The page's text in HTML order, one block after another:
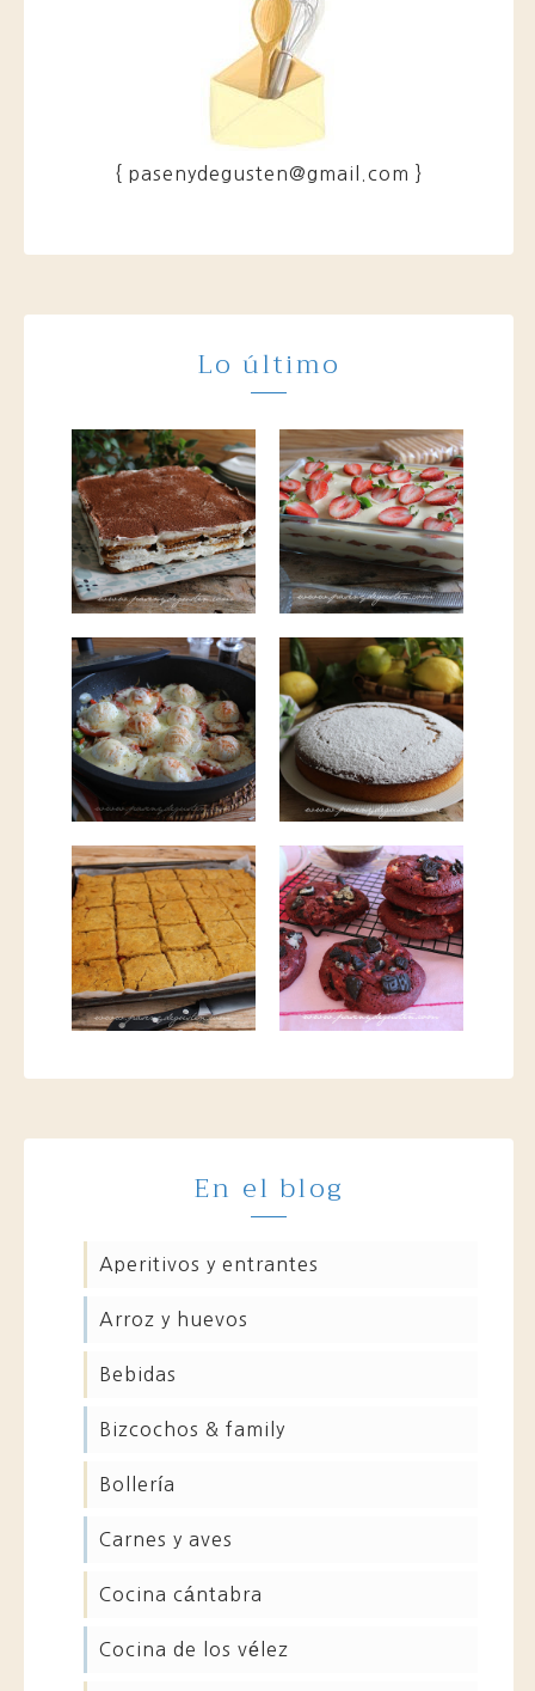
{ pasenydegusten@gmail.com }
Lo último
En el blog
aperitivos y entrantes
arroz y huevos
bebidas
bizcochos & family
bollería
carnes y aves
cocina cántabra
cocina de los vélez